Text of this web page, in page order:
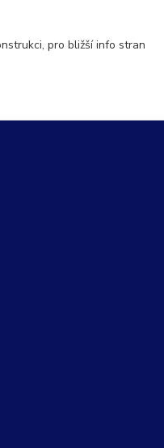
pro bližší info stran